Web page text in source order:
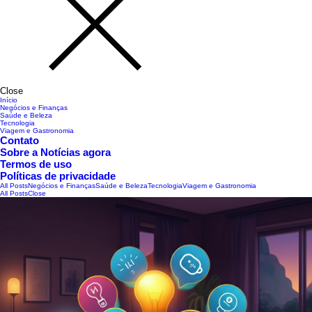
Close
Início
Negócios e Finanças
Saúde e Beleza
Tecnologia
Viagem e Gastronomia
Contato
Sobre a Notícias agora
Termos de uso
Políticas de privacidade
All PostsNegócios e FinançasSaúde e BelezaTecnologiaViagem e Gastronomia
All PostsClose